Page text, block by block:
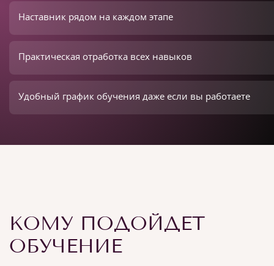
Наставник рядом на каждом этапе
Практическая отработка всех навыков
Удобный график обучения даже если вы работаете
КОМУ ПОДОЙДЕТ
ОБУЧЕНИЕ